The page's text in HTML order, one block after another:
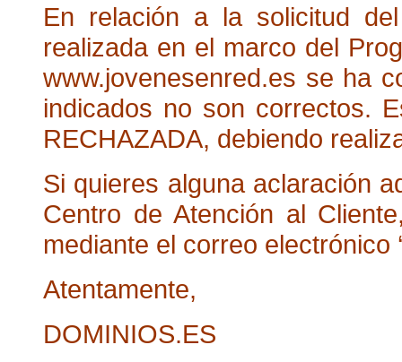
En relación a la solicitud
realizada en el marco del
www.jovenesenred.es se ha
indicados no son correctos.
RECHAZADA, debiendo
Si quieres alguna aclaración
Centro de Atención al
mediante el correo electrónico
Atentamente,
DOMINIOS.ES